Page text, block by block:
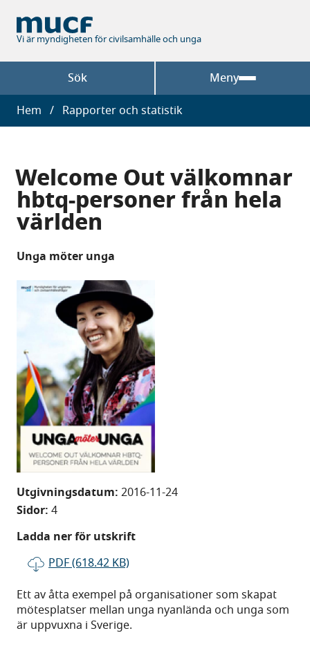
huvudinnehåll
Vi är myndigheten för civilsamhälle och unga
Sök Meny
Länkstig
Hem Rapporter och statistik
Welcome Out välkomnar
hbtq-personer från hela
världen
Unga möter unga
Utgivningsdatum: 2016-11-24
Sidor: 4
Ladda ner för utskrift
PDF (618.42 KB)
Ett av åtta exempel på organisationer som skapat
mötesplatser mellan unga nyanlända och unga som
är uppvuxna i Sverige.